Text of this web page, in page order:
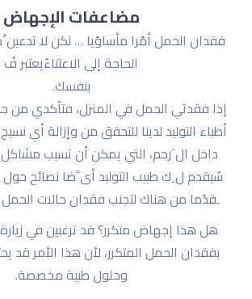
مضاعفات الإجهاض
فقدان الحمل أمًرا مأساوًیا … لكن لا
الحاجة إلى الاعتناءُیعتبر فُ
بنفسك.
إذا فقدتي الحمل في المنزل، فتأكدي من
أطباء التولید لدینا للتحقق من وإزالة أي
داخل ال َرحم، التي یمكن أن تسبب مشاكل
سُیقدم ل ِك طبیب التولید أی ًضا نصائح
ِقدًما من هناك لتجنب فقدان حالات
هل هذا إجهاض متكرر؟ قد ترغبین في
بفقدان الحمل المتكرر، لأن هذا الأمر قد
وحلول طبیة مخصصة.